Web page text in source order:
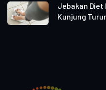
Jebakan
Kunjung